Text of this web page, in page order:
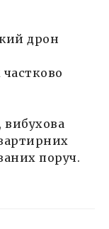
дрон
вибухова
поруч.